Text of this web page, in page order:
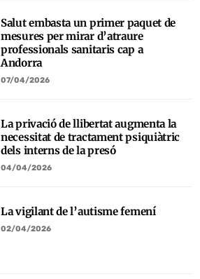
Salut embasta un primer paquet de
mesures per mirar d’atraure
professionals sanitaris cap a
Andorra
07/04/2026
La privació de llibertat augmenta la
necessitat de tractament psiquiàtric
dels interns de la presó
04/04/2026
La vigilant de l’autisme femení
02/04/2026